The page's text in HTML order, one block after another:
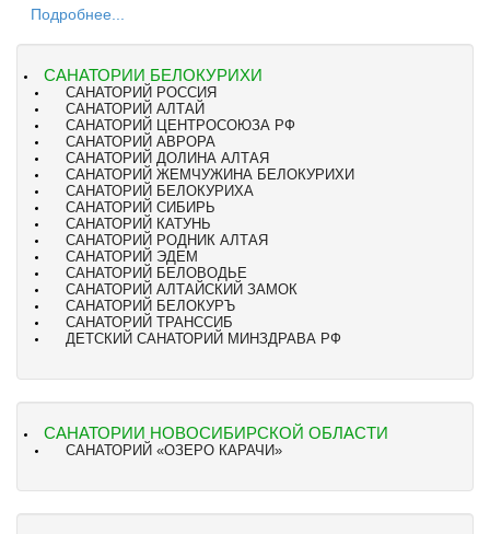
Подробнее...
САНАТОРИИ БЕЛОКУРИХИ
САНАТОРИЙ РОССИЯ
САНАТОРИЙ АЛТАЙ
САНАТОРИЙ ЦЕНТРОСОЮЗА РФ
САНАТОРИЙ АВРОРА
САНАТОРИЙ ДОЛИНА АЛТАЯ
САНАТОРИЙ ЖЕМЧУЖИНА БЕЛОКУРИХИ
САНАТОРИЙ БЕЛОКУРИХА
САНАТОРИЙ СИБИРЬ
САНАТОРИЙ КАТУНЬ
САНАТОРИЙ РОДНИК АЛТАЯ
САНАТОРИЙ ЭДЕМ
САНАТОРИЙ БЕЛОВОДЬЕ
САНАТОРИЙ АЛТАЙСКИЙ ЗАМОК
САНАТОРИЙ БЕЛОКУРЪ
САНАТОРИЙ ТРАНССИБ
ДЕТСКИЙ САНАТОРИЙ МИНЗДРАВА РФ
САНАТОРИИ НОВОСИБИРСКОЙ ОБЛАСТИ
САНАТОРИЙ «ОЗЕРО КАРАЧИ»